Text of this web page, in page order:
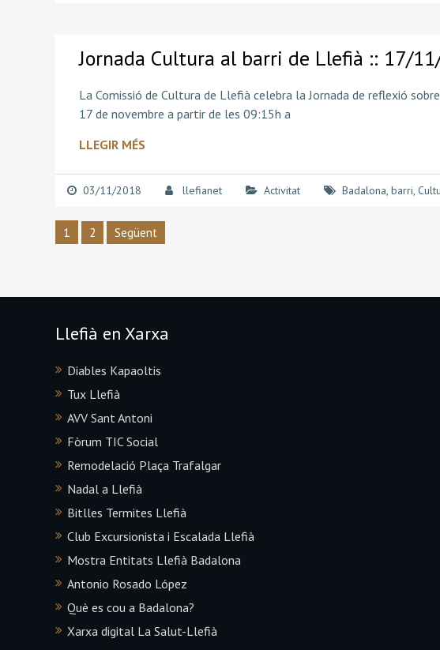
Jornada Cultura al barri de Llefià :: 17/
La Comissió de Cultura de Llefià celebra la Jornada de reflexió
17 de novembre a partir de les 09:15h a
LLEGIR MÉS
03/11/2018 llefianet Activitat Badalona, barri,
Navegació
d'entrades
1 2 Següent
Llefià en Xarxa
Diables Kapaoltis
Tux Llefià
AVV Sant Antoni
Fòrum TIC Social
Remodelació Plaça Trafalgar
Nadal a Llefià
Bitlles Termites Llefià
Club Excursionista i Escalada Llefià
Mostra Entitats Llefià Badalona
Antonio Rosado López
Què es cou a Badalona?
Xarxa digital La Salut-Llefià